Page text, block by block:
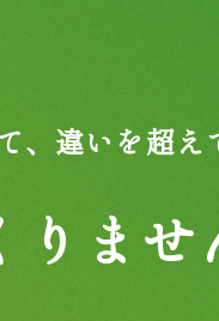
違いを超え
りませ